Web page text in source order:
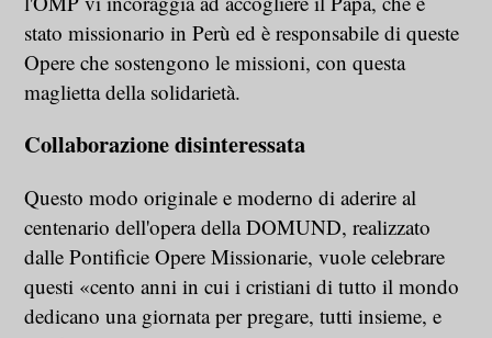
stato missionario in Perù ed è responsabile di queste
Opere che sostengono le missioni, con questa
maglietta della solidarietà.
Collaborazione disinteressata
Questo modo originale e moderno di aderire al
centenario dell'opera della DOMUND, realizzato
dalle Pontificie Opere Missionarie, vuole celebrare
questi «cento anni in cui i cristiani di tutto il mondo
dedicano una giornata per pregare, tutti insieme, e